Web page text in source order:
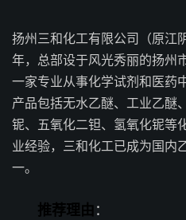
扬州三和化工有限公司（原江
年，总部设于风光秀丽的扬州
一家专业从事化学试剂和医药
产品包括无水乙醚、工业乙醚
铌、五氧化二钽、氢氧化铌等
业经验，三和化工已成为国内
一。
推荐理由 ：